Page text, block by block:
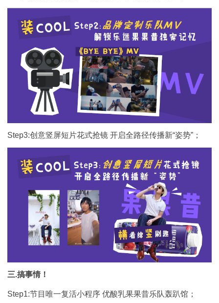
Step3:创意竖屏短片花式抢镜 开启全路径传播新“姿势”；
三.搞事情！
Step1:节目唯一复活小程序 优酸乳果果昔乐队轰趴馆；